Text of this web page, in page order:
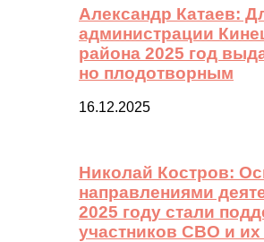
Александр Катаев:
администрации
района 2025 год
но плодотворным
16.12.2025
Николай Костров:
направлениями
2025 году стали
участников СВО и их